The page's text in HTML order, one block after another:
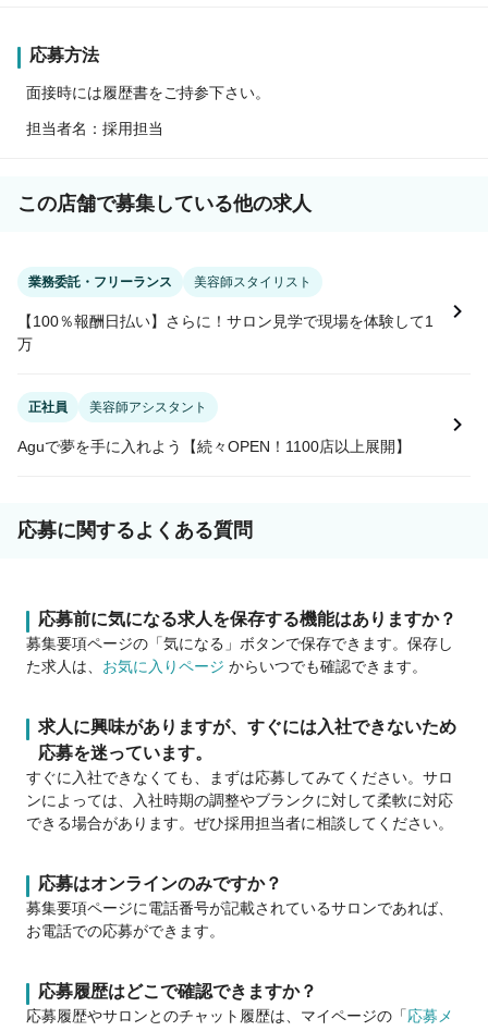
応募方法
面接時には履歴書をご持参下さい。
担当者名：採用担当
この店舗で募集している他の求人
業務委託・フリーランス 美容師スタイリスト
【100％報酬日払い】さらに！サロン見学で現場を体験して1
万
正社員 美容師アシスタント
Aguで夢を手に入れよう【続々OPEN！1100店以上展開】
応募に関するよくある質問
応募前に気になる求人を保存する機能はありますか？
募集要項ページの「気になる」ボタンで保存できます。保存し
た求人は、 お気に入りページ からいつでも確認できます。
求人に興味がありますが、すぐには入社できないため
応募を迷っています。
すぐに入社できなくても、まずは応募してみてください。サロ
ンによっては、入社時期の調整やブランクに対して柔軟に対応
できる場合があります。ぜひ採用担当者に相談してください。
応募はオンラインのみですか？
募集要項ページに電話番号が記載されているサロンであれば、
お電話での応募ができます。
応募履歴はどこで確認できますか？
応募履歴やサロンとのチャット履歴は、マイページの「応募メ